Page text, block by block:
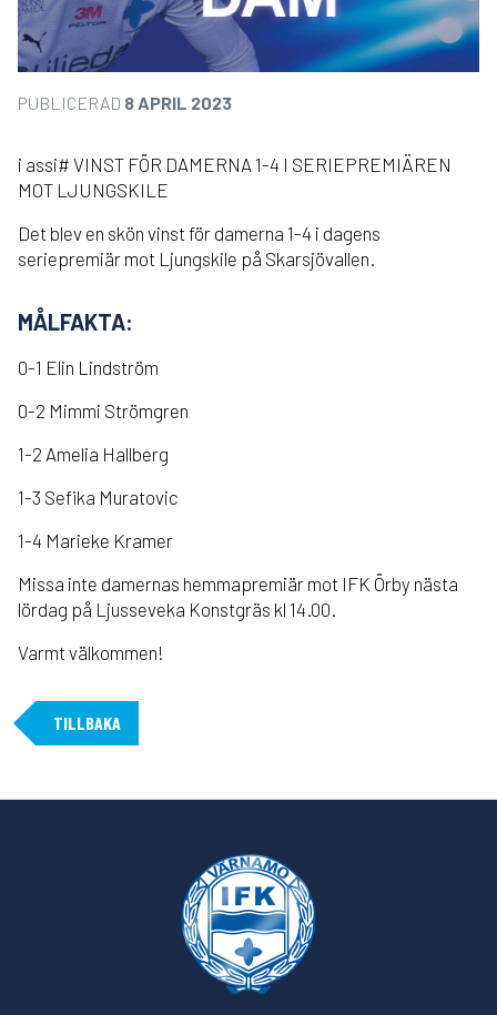
PUBLICERAD 8 APRIL 2023
i assi# VINST FÖR DAMERNA 1-4 I SERIEPREMIÄREN
MOT LJUNGSKILE
Det blev en skön vinst för damerna 1-4 i dagens
seriepremiär mot Ljungskile på Skarsjövallen.
MÅLFAKTA:
0-1 Elin Lindström
0-2 Mimmi Strömgren
1-2 Amelia Hallberg
1-3 Sefika Muratovic
1-4 Marieke Kramer
Missa inte damernas hemmapremiär mot IFK Örby nästa
lördag på Ljusseveka Konstgräs kl 14.00.
Varmt välkommen!
TILLBAKA